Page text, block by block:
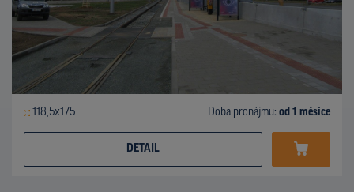
118,5x175 Doba pronájmu: od 1 měsíce
DETAIL